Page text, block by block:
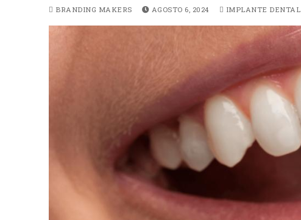
BRANDING MAKERS AGOSTO 6, 2024 IMPLANTE DENTAL